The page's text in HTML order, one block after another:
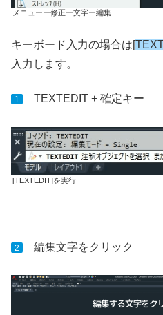
メニューー修正ー文字ー編集
キーボード入力の場合は[
入力します。
1 TEXTEDIT + 確定キー
[TEXTEDIT]を実行
2 編集文字をクリック